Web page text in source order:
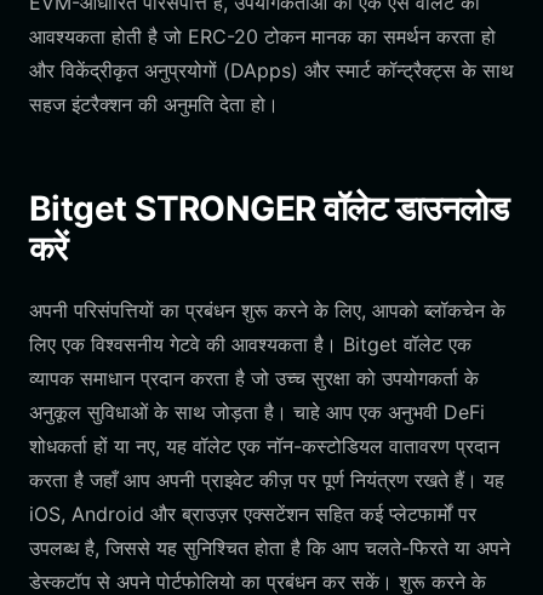
आवश्यकता होती है जो ERC-20 टोकन मानक का समर्थन करता हो
और विकेंद्रीकृत अनुप्रयोगों (DApps) और स्मार्ट कॉन्ट्रैक्ट्स के साथ
सहज इंटरैक्शन की अनुमति देता हो।
Bitget STRONGER वॉलेट डाउनलोड
करें
अपनी परिसंपत्तियों का प्रबंधन शुरू करने के लिए, आपको ब्लॉकचेन के
लिए एक विश्वसनीय गेटवे की आवश्यकता है। Bitget वॉलेट एक
व्यापक समाधान प्रदान करता है जो उच्च सुरक्षा को उपयोगकर्ता के
अनुकूल सुविधाओं के साथ जोड़ता है। चाहे आप एक अनुभवी DeFi
शोधकर्ता हों या नए, यह वॉलेट एक नॉन-कस्टोडियल वातावरण प्रदान
करता है जहाँ आप अपनी प्राइवेट कीज़ पर पूर्ण नियंत्रण रखते हैं। यह
iOS, Android और ब्राउज़र एक्सटेंशन सहित कई प्लेटफार्मों पर
उपलब्ध है, जिससे यह सुनिश्चित होता है कि आप चलते-फिरते या अपने
डेस्कटॉप से अपने पोर्टफोलियो का प्रबंधन कर सकें। शुरू करने के